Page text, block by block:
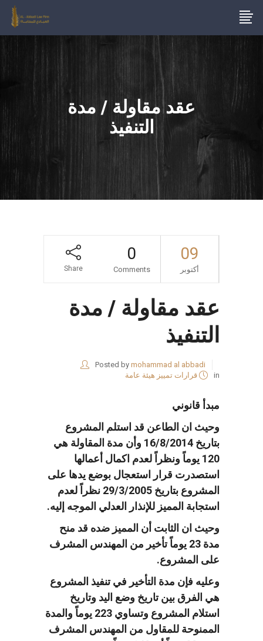
عقد مقاولة / مدة
التنفيذ
09
أكتوبر
0
Comments
Share
عقد مقاولة / مدة
التنفيذ
Posted by mohammad al abbadi
in
قرارات تمييز هيئة عامة
مبدأ قانوني
وحيث ان الطاعن قد استلم المشروع
بتاريخ 16/8/2014 وأن مدة المقاولة هي
120 يوماً ونظراً لعدم اكمال أعمالها
استصدرت قرار استعجال بوضع يدها على
المشروع بتاريخ 29/3/2005 نظراً لعدم
استجابة المميز للإنذار العدلي الموجه إليه.
وحيث ان الثابت أن المميز ضده قد منح
مدة 23 يوماً تأخير من المهندس المشرف
على المشروع.
وعليه فإن مدة التأخير في تنفيذ المشروع
هي الفرق بين تاريخ وضع اليد وتاريخ
استلام المشروع وتساوي 223 يوماً والمدة
الممنوحة للمقاول من المهندس المشرف